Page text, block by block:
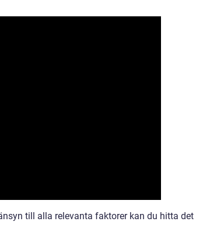
till alla relevanta faktorer kan du hitta det